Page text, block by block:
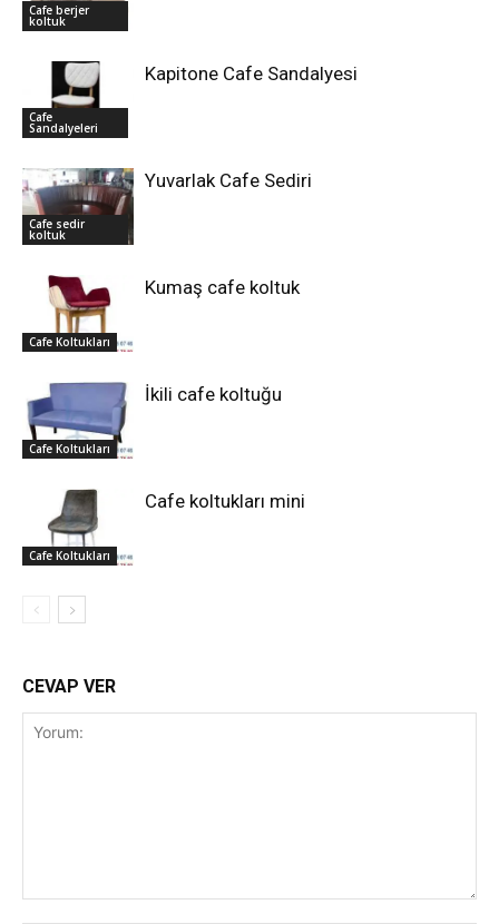
Cafe berjer
koltuk
Cafe
Sandalyeleri
Kapitone Cafe Sandalyesi
Cafe sedir
koltuk
Yuvarlak Cafe Sediri
Cafe Koltukları
Kumaş cafe koltuk
Cafe Koltukları
İkili cafe koltuğu
Cafe Koltukları
Cafe koltukları mini
CEVAP VER